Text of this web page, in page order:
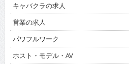
キャバクラの求人
営業の求人
パワフルワーク
ホスト・モデル・AV